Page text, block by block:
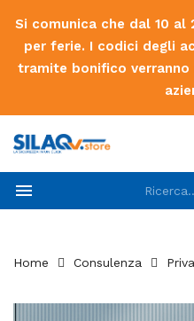
Si comunica che dal 10 al
per ferie. I codici degli
tramite bonifico

Home Consulenza